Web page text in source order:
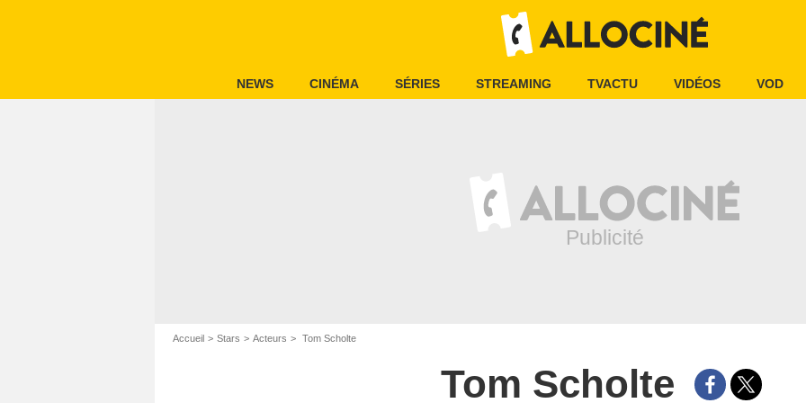
NEWS CINÉMA SÉRIES STREAMING TVACTU VIDÉOS VOD
Accueil Stars Acteurs Tom Scholte
Tom Scholte